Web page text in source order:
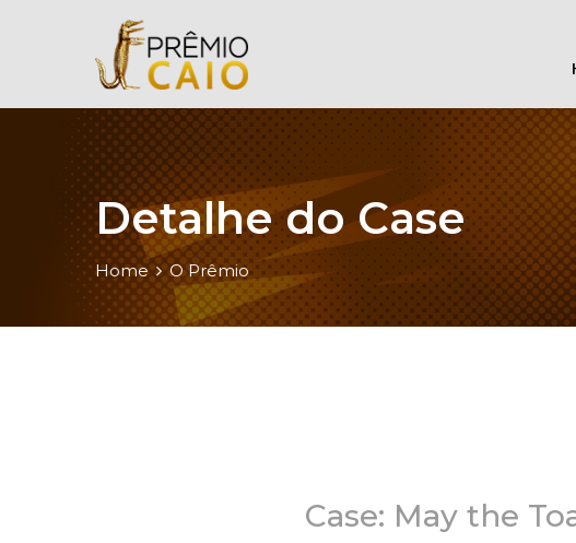
Detalhe do Case
Home O Prêmio
Case: May the